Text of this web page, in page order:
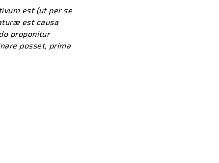
est (ut per se
est causa
proponitur
posset, prima